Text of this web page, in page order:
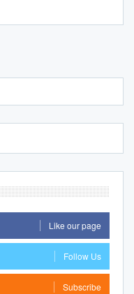
Like our page
Follow Us
Subscribe